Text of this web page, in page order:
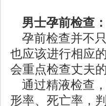
男士孕前检查：
孕前检查并不
也应该进行相应
会重点检查丈夫
通过精液检查
形率、死亡率，